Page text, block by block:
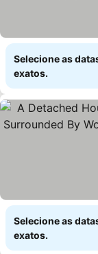
Selecione as
exatos.
Selecione as
exatos.